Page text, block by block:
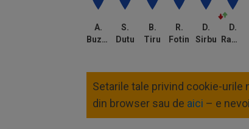
A.
Buzbuchi
S.
Dutu
B.
Tiru
R.
Fotin
D.
Sirbu
D.
Ramalho
Setarile tale privind cookie-
din browser sau de aici – e